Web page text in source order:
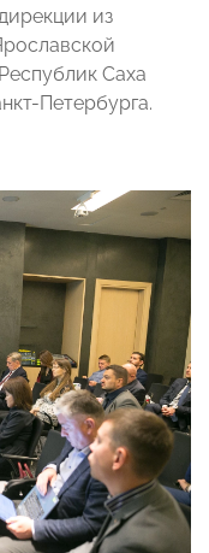
из
Саха
Петербурга.